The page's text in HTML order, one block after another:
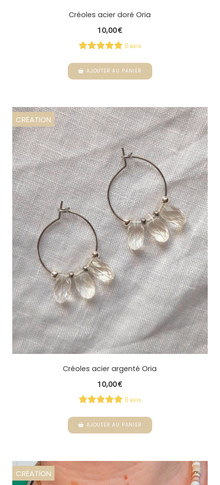
Créoles acier doré Oria
10,00€
0 avis
AJOUTER AU PANIER
CRÉATION
Créoles acier argenté Oria
10,00€
0 avis
AJOUTER AU PANIER
CRÉATION